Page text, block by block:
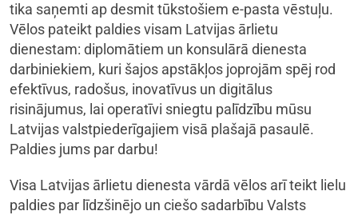
tika saņemti ap desmit tūkstošiem e-pasta vēstuļu.
Vēlos pateikt paldies visam Latvijas ārlietu
dienestam: diplomātiem un konsulārā dienesta
darbiniekiem, kuri šajos apstākļos joprojām spēj rod
efektīvus, radošus, inovatīvus un digitālus
risinājumus, lai operatīvi sniegtu palīdzību mūsu
Latvijas valstpiederīgajiem visā plašajā pasaulē.
Paldies jums par darbu!
Visa Latvijas ārlietu dienesta vārdā vēlos arī teikt lielu
paldies par līdzšinējo un ciešo sadarbību Valsts